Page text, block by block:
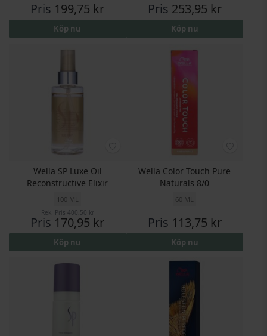
Pris 199,75 kr
Köp nu
Pris 253,95 kr
Köp nu
Wella SP Luxe Oil
Reconstructive Elixir
100 ML
Rek. Pris 400,50 kr
Pris 170,95 kr
Köp nu
Wella Color Touch Pure
Naturals 8/0
60 ML
Pris 113,75 kr
Köp nu